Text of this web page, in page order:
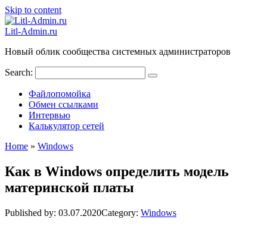
Skip to content
Litl-Admin.ru
Новый облик сообщества системных администраторов
Search:
Файлопомойка
Обмен ссылками
Интервью
Калькулятор сетей
Home » Windows
Как в Windows определить модель
материнской платы
Published by: 03.07.2020Category: Windows